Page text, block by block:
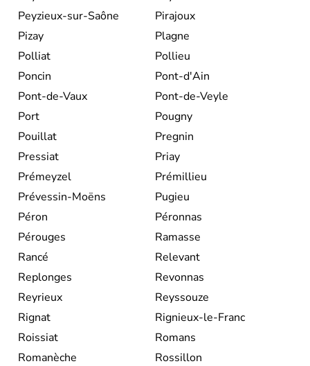
Peyzieux-sur-Saône
Pirajoux
Pizay
Plagne
Polliat
Pollieu
Poncin
Pont-d'Ain
Pont-de-Vaux
Pont-de-Veyle
Port
Pougny
Pouillat
Pregnin
Pressiat
Priay
Prémeyzel
Prémillieu
Prévessin-Moëns
Pugieu
Péron
Péronnas
Pérouges
Ramasse
Rancé
Relevant
Replonges
Revonnas
Reyrieux
Reyssouze
Rignat
Rignieux-le-Franc
Roissiat
Romans
Romanèche
Rossillon